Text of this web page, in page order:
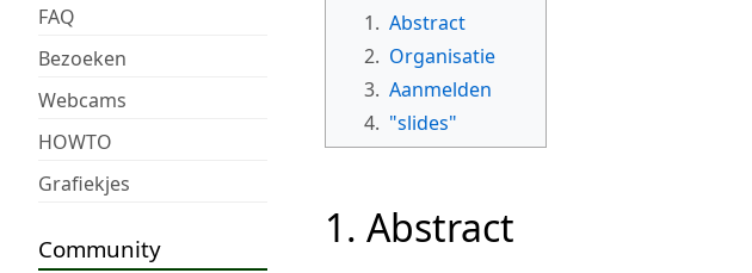
FAQ
Bezoeken
Webcams
HOWTO
Grafiekjes
Community
1. Abstract
2. Organisatie
3. Aanmelden
4. "slides"
1. Abstract